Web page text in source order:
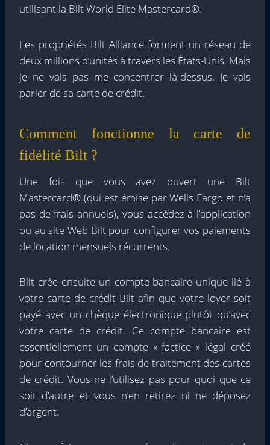
utilisant la Bilt World Elite Mastercard®.
Les propriétés Bilt Alliance forment un réseau de
deux millions d’unités à travers les États-Unis. Mais
je ne vais pas me concentrer là-dessus. Je vais
parler de sa carte de crédit.
Comment fonctionne la carte de
fidélité Bilt ?
Une fois que vous avez ouvert une Bilt
Mastercard® (qui est émise par Wells Fargo et n’a
pas de frais annuels), vous accédez à l’application
ou au site Web Bilt pour configurer vos paiements
de location mensuels récurrents.
Bilt crée ensuite un compte bancaire unique lié à
votre carte de crédit Bilt afin que votre loyer soit
payé avec un chèque électronique plutôt qu’avec
votre carte de crédit. Ce compte bancaire est
essentiellement un compte « factice » légal créé
pour contourner les frais de traitement des cartes
de crédit. Vous ne l’utilisez pas pour quoi que ce
soit d’autre et vous n’en retirez ni ne déposez
d’argent.